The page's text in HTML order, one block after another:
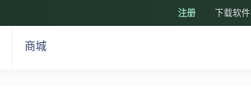
注册 下载软件
商城